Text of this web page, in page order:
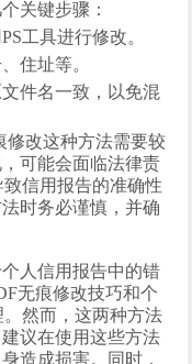
关键步骤：
PS工具进行修改。
住址等。
件名一致，以免混
修改这种方法需要较
可能会面临法律责
信用报告的准确性
时务必谨慎，并确
人信用报告中的错
无痕修改技巧和个
。然而，这两种方法
议在使用这些方法
造成损害。同时，